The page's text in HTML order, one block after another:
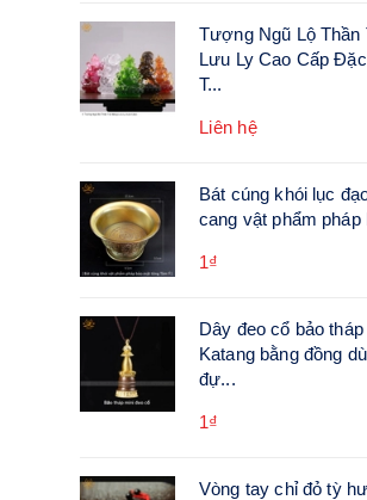
Tượng Ngũ Lộ Thần
Lưu Ly Cao Cấp
T...
Liên hệ
Bát cúng khói lục
cang vật phẩm pháp
1₫
Dây đeo cổ bảo tháp
Katang bằng đồng
đự...
1₫
Vòng tay chỉ đỏ tỳ